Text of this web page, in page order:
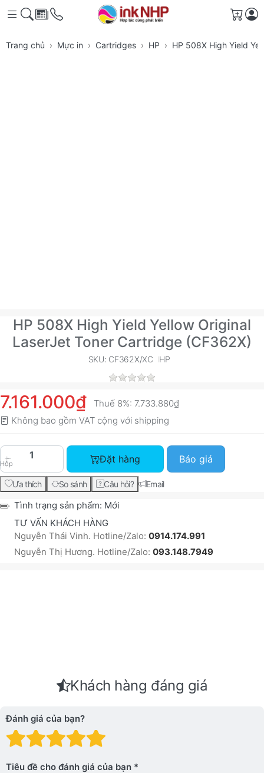
Giỏ
Trang chủ Mực in Cartridges HP HP 508X High Yield
HP 508X High Yield Yellow Original
LaserJet Toner Cartridge (CF362X)
SKU: CF362X/XC HP
7.161.000₫ Thuế 8%: 7.733.880₫
Không bao gồm VAT cộng với shipping
Hộp
HP 508X High Yield Yellow Original LaserJet
Đặt hàng Báo giá
Ưa thích So sánh Câu hỏi? Email
Tình trạng sản phẩm: Mới
TƯ VẤN KHÁCH HÀNG
Nguyễn Thái Vinh. Hotline/Zalo: 0914.174.991
Nguyễn Thị Hương. Hotline/Zalo: 093.148.7949
Khách hàng đáng giá
Đánh giá của bạn?
Đánh giá: 4 trên 5
Đánh giá: 3 trên 5 sao.
Đánh giá: 2 trên 5 sao.
Đánh giá: 1 trên 5 sao. Xấu
Tiêu đề cho đánh giá của bạn